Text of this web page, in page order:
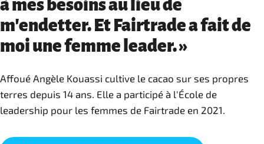
à mes besoins au lieu de
m'endetter. Et Fairtrade a fait de
moi une femme leader. »
Affoué Angèle Kouassi cultive le cacao sur ses propres
terres depuis 14 ans. Elle a participé à l'École de
leadership pour les femmes de Fairtrade en 2021.